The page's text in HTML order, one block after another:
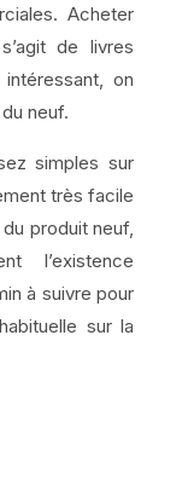
Acheter
de livres
on
neuf.
simples sur
très facile
produit neuf,
l’existence
à suivre pour
sur la